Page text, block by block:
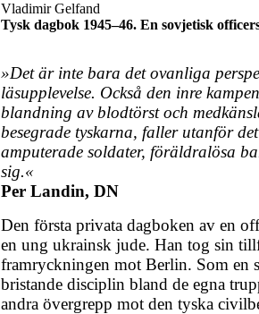
Vladimir Gelfand
Tysk dagbok 1945–46. En sovjetisk
»Det är inte bara det ovanliga
läsupplevelse. Också den inre
blandning av blodtörst och
besegrade tyskarna, faller utanför
amputerade soldater, föräldralösa
sig.«
Per Landin, DN
Den första privata dagboken av en
en ung ukrainsk jude. Han tog sin
framryckningen mot Berlin. Som en
bristande disciplin bland de egna
andra övergrepp mot den tyska